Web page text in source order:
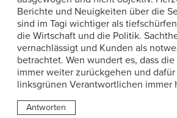
Berichte und Neuigkeiten über die
sind im Tagi wichtiger als
die Wirtschaft und die Politik.
vernachlässigt und Kunden als
betrachtet. Wen wundert es, dass
immer weiter zurückgehen und
linksgrünen Verantwortlichen immer
Antworten